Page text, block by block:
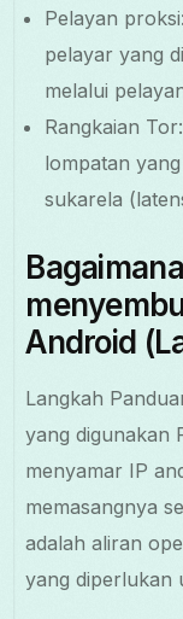
Pelayan
pelayar yang
melalui
Rangkaian
lompatan
sukarela
Android
Langkah
yang digunakan
menyamar IP
memasangnya
adalah aliran
yang diperlukan